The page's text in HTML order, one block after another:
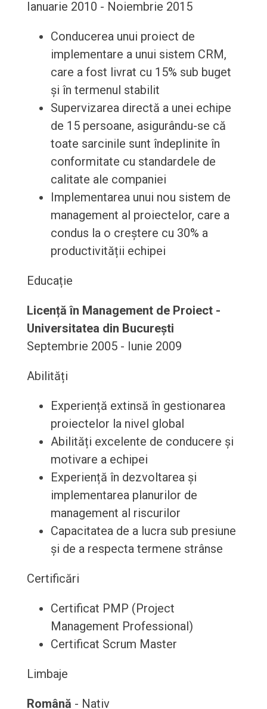
Ianuarie 2010 - Noiembrie 2015
Conducerea unui proiect de
implementare a unui sistem CRM,
care a fost livrat cu 15% sub buget
și în termenul stabilit
Supervizarea directă a unei echipe
de 15 persoane, asigurându-se că
toate sarcinile sunt îndeplinite în
conformitate cu standardele de
calitate ale companiei
Implementarea unui nou sistem de
management al proiectelor, care a
condus la o creștere cu 30% a
productivității echipei
Educație
Licență în Management de Proiect -
Universitatea din București
Septembrie 2005 - Iunie 2009
Abilități
Experiență extinsă în gestionarea
proiectelor la nivel global
Abilități excelente de conducere și
motivare a echipei
Experiență în dezvoltarea și
implementarea planurilor de
management al riscurilor
Capacitatea de a lucra sub presiune
și de a respecta termene strânse
Certificări
Certificat PMP (Project
Management Professional)
Certificat Scrum Master
Limbaje
Română - Nativ